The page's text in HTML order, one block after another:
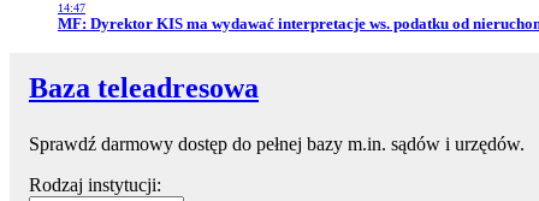
14:47
Przejdź do artykułu:
MF: Dyrektor KIS ma wydawać interpretacje ws. podatku od
Baza teleadresowa
Sprawdź darmowy dostęp do pełnej bazy m.in. sądów i urzędów.
Rodzaj instytucji: